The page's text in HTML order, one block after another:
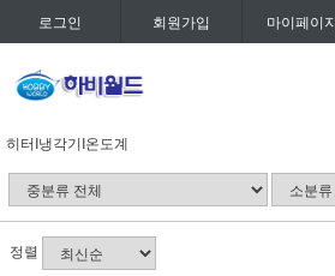
로그인 회원가입 마이페이지
히터I냉각기I온도계
정렬